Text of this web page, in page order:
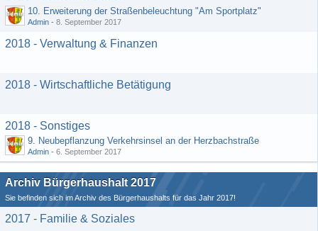
10. Erweiterung der Straßenbeleuchtung "Am Sportplatz"
Admin - 8. September 2017
2018 - Verwaltung & Finanzen
2018 - Wirtschaftliche Betätigung
2018 - Sonstiges
9. Neubepflanzung Verkehrsinsel an der Herzbachstraße
Admin - 6. September 2017
Archiv Bürgerhaushalt 2017
Sie befinden sich im Archiv des Bürgerhaushalts für das Jahr 2017!
2017 - Familie & Soziales